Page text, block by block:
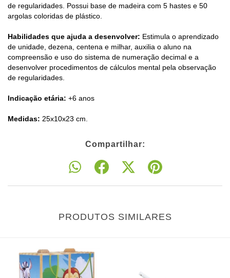
de regularidades. Possui base de madeira com 5 hastes e 50
argolas coloridas de plástico.
Habilidades que ajuda a desenvolver: Estimula o aprendizado
de unidade, dezena, centena e milhar, auxilia o aluno na
compreensão e uso do sistema de numeração decimal e a
desenvolver procedimentos de cálculos mental pela observação
de regularidades.
Indicação etária: +6 anos
Medidas: 25x10x23 cm.
Compartilhar:
PRODUTOS SIMILARES